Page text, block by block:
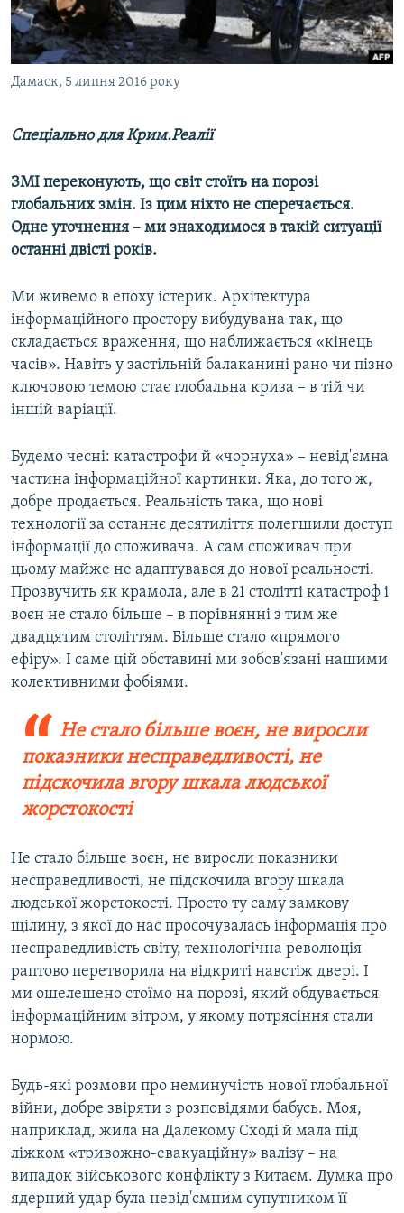
ВІДЕОУРОКИ «ELIFBE»
СВІДЧЕННЯ ОКУПАЦІЇ
УКРАЇНСЬКА ПРОБЛЕМА КРИМУ
Русский
Qırımtatar
Усі сайти RFE/RL
Дамаск, 5 липня 2016 року
Спеціально для Крим.Реалії
ЗМІ переконують, що світ стоїть на порозі
глобальних змін. Із цим ніхто не сперечається.
Одне уточнення – ми знаходимося в такій ситуації
останні двісті років.
Ми живемо в епоху істерик. Архітектура
інформаційного простору вибудувана так, що
складається враження, що наближається «кінець
часів». Навіть у застільній балаканині рано чи пізно
ключовою темою стає глобальна криза – в тій чи
іншій варіації.
Будемо чесні: катастрофи й «чорнуха» – невід'ємна
частина інформаційної картинки. Яка, до того ж,
добре продається. Реальність така, що нові
технології за останнє десятиліття полегшили доступ
інформації до споживача. А сам споживач при
цьому майже не адаптувався до нової реальності.
Прозвучить як крамола, але в 21 столітті катастроф і
воєн не стало більше – в порівнянні з тим же
двадцятим століттям. Більше стало «прямого
ефіру». І саме цій обставині ми зобов'язані нашими
колективними фобіями.
Не стало більше воєн, не виросли
показники несправедливості, не
підскочила вгору шкала людської
жорстокості
Не стало більше воєн, не виросли показники
несправедливості, не підскочила вгору шкала
людської жорстокості. Просто ту саму замкову
щілину, з якої до нас просочувалась інформація про
несправедливість світу, технологічна революція
раптово перетворила на відкриті навстіж двері. І
ми ошелешено стоїмо на порозі, який обдувається
інформаційним вітром, у якому потрясіння стали
нормою.
Будь-які розмови про неминучість нової глобальної
війни, добре звіряти з розповідями бабусь. Моя,
наприклад, жила на Далекому Сході й мала під
ліжком «тривожно-евакуаційну» валізу – на
випадок військового конфлікту з Китаєм. Думка про
ядерний удар була невід'ємним супутником її